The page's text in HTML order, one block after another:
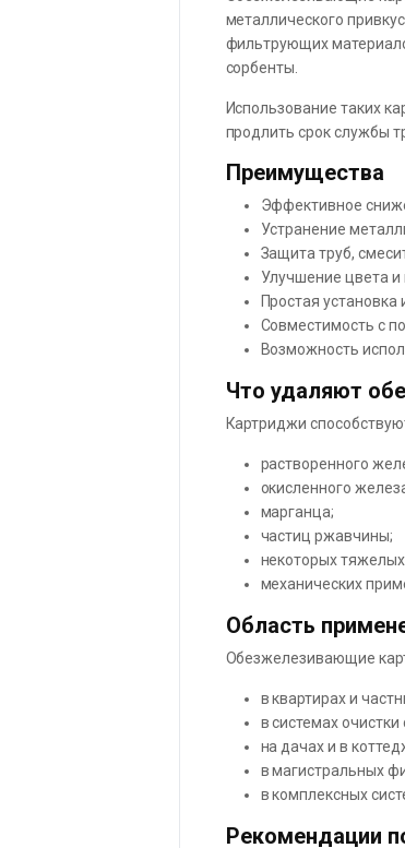
металлического
фильтрующих
сорбенты.
Использование таких
продлить срок службы
Преимущества
Эффективное
Устранение
Защита труб,
Улучшение цвета и
Простая установка
Совместимость с
Возможность
Что удаляют
Картриджи
растворенного
окисленного
марганца;
частиц ржавчины;
некоторых
механических
Область
Обезжелезивающие
в квартирах и
в системах
на дачах и в
в магистральных
в комплексных
Рекомендации